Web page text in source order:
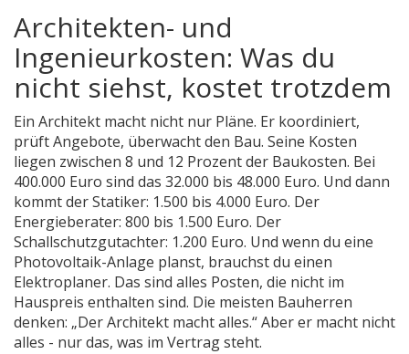
Architekten- und
Ingenieurkosten: Was du
nicht siehst, kostet trotzdem
Ein Architekt macht nicht nur Pläne. Er koordiniert,
prüft Angebote, überwacht den Bau. Seine Kosten
liegen zwischen 8 und 12 Prozent der Baukosten. Bei
400.000 Euro sind das 32.000 bis 48.000 Euro. Und dann
kommt der Statiker: 1.500 bis 4.000 Euro. Der
Energieberater: 800 bis 1.500 Euro. Der
Schallschutzgutachter: 1.200 Euro. Und wenn du eine
Photovoltaik-Anlage planst, brauchst du einen
Elektroplaner. Das sind alles Posten, die nicht im
Hauspreis enthalten sind. Die meisten Bauherren
denken: „Der Architekt macht alles.“ Aber er macht nicht
alles - nur das, was im Vertrag steht.